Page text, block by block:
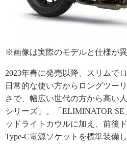
※画像は実際のモデルと仕様が
2023年春に発売以降、スリムで
日常的な使い方からロングツー
さで、幅広い世代の方から高い
シリーズ」。「ELIMINATOR
ッドライトカウルに加え、前後
Type-C電源ソケットを標準装備